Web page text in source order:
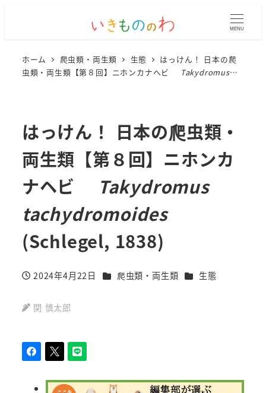
MENU
ホーム 爬虫類・両生類 生態
はっけん！ 日本の爬
虫類・両生類【第８回】ニホンカナヘビ
Takydromus
はっけん！ 日本の爬虫類・
両生類【第８回】ニホンカ
ナヘビ
Takydromus
tachydromoides
(Schlegel, 1838)
投稿日
2024年4月22日 カテゴリー
爬虫類・両生類 カテゴリー
生態
関 慎太郎